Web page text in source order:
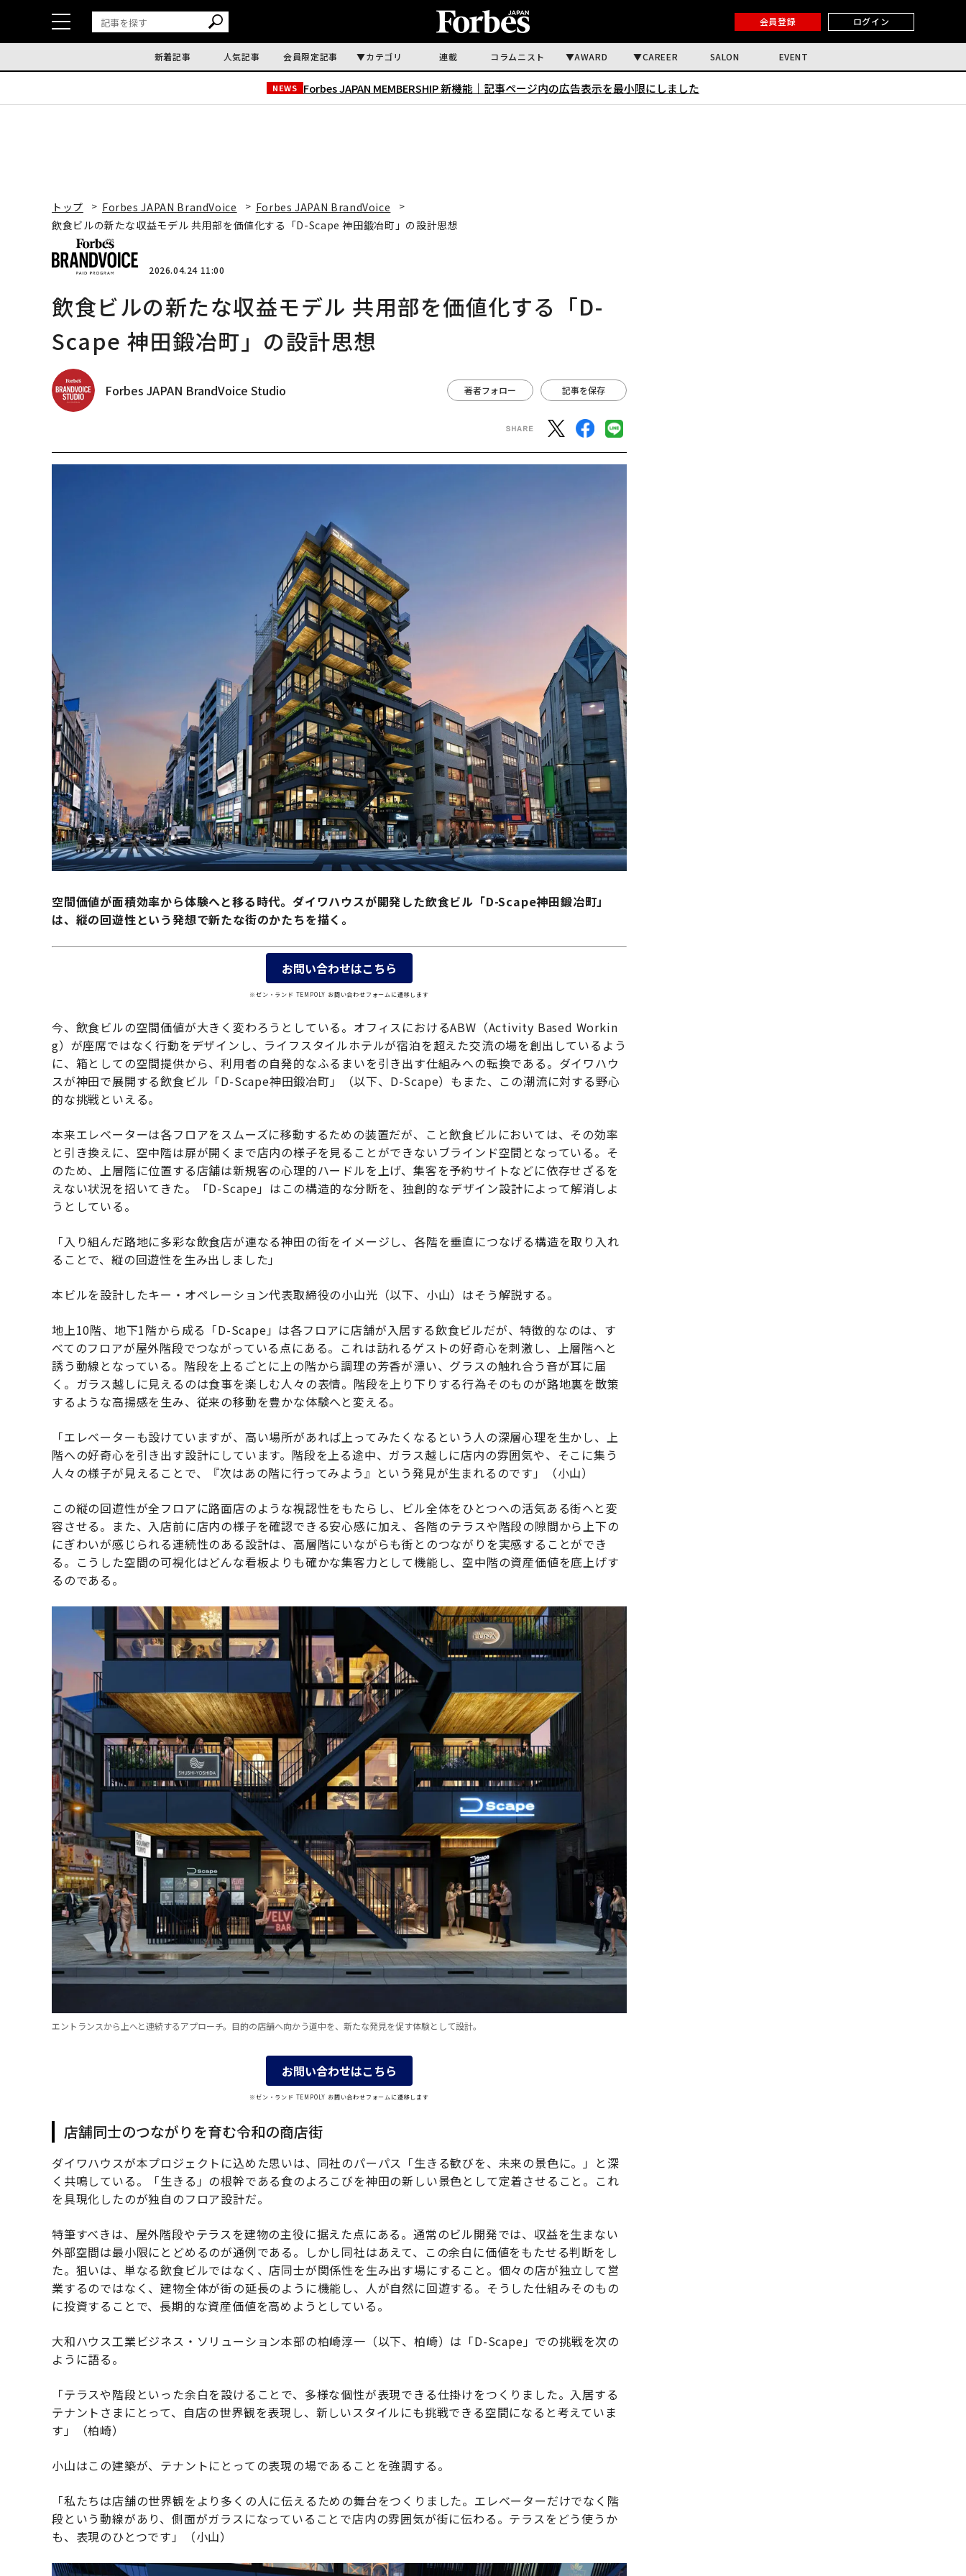
会員登録 ログイン
新着記事 人気記事 会員限定記事 カテゴリ 連載 コラムニスト AWARD CAREER SALON EVENT
NEWS Forbes JAPAN MEMBERSHIP 新機能｜ 記事ページ内の広告表示を最小限にしました
トップ Forbes JAPAN BrandVoice
Forbes JAPAN BrandVoice
飲食ビルの新たな収益モデル 共用部を価値化する「D-Scape 神田鍛冶町」の設計思想
2026.04.24 11:00
飲食ビルの新たな収益モデル 共用部を価値化する「D-
Scape 神田鍛冶町」の設計思想
Forbes JAPAN BrandVoice Studio 著者フォロー 記事を保存
空間価値が面積効率から体験へと移る時代。ダイワハウスが開発した飲食ビル「D-Scape神田鍛冶町」
は、縦の回遊性という発想で新たな街のかたちを描く。
お問い合わせはこちら
※ゼン・ランド TEMPOLY お問い合わせフォームに遷移します
今、飲食ビルの空間価値が大きく変わろうとしている。オフィスにおけるABW（Activity Based Workin
g）が座席ではなく行動をデザインし、ライフスタイルホテルが宿泊を超えた交流の場を創出しているよう
に、箱としての空間提供から、利用者の自発的なふるまいを引き出す仕組みへの転換である。ダイワハウ
スが神田で展開する飲食ビル「D-Scape神田鍛冶町」（以下、D-Scape）もまた、この潮流に対する野心
的な挑戦といえる。
本来エレベーターは各フロアをスムーズに移動するための装置だが、こと飲食ビルにおいては、その効率
と引き換えに、空中階は扉が開くまで店内の様子を見ることができないブラインド空間となっている。そ
のため、上層階に位置する店舗は新規客の心理的ハードルを上げ、集客を予約サイトなどに依存せざるを
えない状況を招いてきた。「D-Scape」はこの構造的な分断を、独創的なデザイン設計によって解消しよ
うとしている。
「入り組んだ路地に多彩な飲食店が連なる神田の街をイメージし、各階を垂直につなげる構造を取り入れ
ることで、縦の回遊性を生み出しました」
本ビルを設計したキー・オペレーション代表取締役の小山光（以下、小山）はそう解説する。
地上10階、地下1階から成る「D-Scape」は各フロアに店舗が入居する飲食ビルだが、特徴的なのは、す
べてのフロアが屋外階段でつながっている点にある。これは訪れるゲストの好奇心を刺激し、上層階へと
誘う動線となっている。階段を上るごとに上の階から調理の芳香が漂い、グラスの触れ合う音が耳に届
く。ガラス越しに見えるのは食事を楽しむ人々の表情。階段を上り下りする行為そのものが路地裏を散策
するような高揚感を生み、従来の移動を豊かな体験へと変える。
「エレベーターも設けていますが、高い場所があれば上ってみたくなるという人の深層心理を生かし、上
階への好奇心を引き出す設計にしています。階段を上る途中、ガラス越しに店内の雰囲気や、そこに集う
人々の様子が見えることで、『次はあの階に行ってみよう』という発見が生まれるのです」（小山）
この縦の回遊性が全フロアに路面店のような視認性をもたらし、ビル全体をひとつへの活気ある街へと変
容させる。また、入店前に店内の様子を確認できる安心感に加え、各階のテラスや階段の隙間から上下の
にぎわいが感じられる連続性のある設計は、高層階にいながらも街とのつながりを実感することができ
る。こうした空間の可視化はどんな看板よりも確かな集客力として機能し、空中階の資産価値を底上げす
るのである。
エントランスから上へと連続するアプローチ。目的の店舗へ向かう道中を、新たな発見を促す体験として設計。
お問い合わせはこちら
※ゼン・ランド TEMPOLY お問い合わせフォームに遷移します
店舗同士のつながりを育む令和の商店街
ダイワハウスが本プロジェクトに込めた思いは、同社のパーパス「生きる歓びを、未来の景色に。」と深
く共鳴している。「生きる」の根幹である食のよろこびを神田の新しい景色として定着させること。これ
を具現化したのが独自のフロア設計だ。
特筆すべきは、屋外階段やテラスを建物の主役に据えた点にある。通常のビル開発では、収益を生まない
外部空間は最小限にとどめるのが通例である。しかし同社はあえて、この余白に価値をもたせる判断をし
た。狙いは、単なる飲食ビルではなく、店同士が関係性を生み出す場にすること。個々の店が独立して営
業するのではなく、建物全体が街の延長のように機能し、人が自然に回遊する。そうした仕組みそのもの
に投資することで、長期的な資産価値を高めようとしている。
大和ハウス工業ビジネス・ソリューション本部の柏崎淳一（以下、柏崎）は「D-Scape」での挑戦を次の
ように語る。
「テラスや階段といった余白を設けることで、多様な個性が表現できる仕掛けをつくりました。入居する
テナントさまにとって、自店の世界観を表現し、新しいスタイルにも挑戦できる空間になると考えていま
す」（柏崎）
小山はこの建築が、テナントにとっての表現の場であることを強調する。
「私たちは店舗の世界観をより多くの人に伝えるための舞台をつくりました。エレベーターだけでなく階
段という動線があり、側面がガラスになっていることで店内の雰囲気が街に伝わる。テラスをどう使うか
も、表現のひとつです」（小山）